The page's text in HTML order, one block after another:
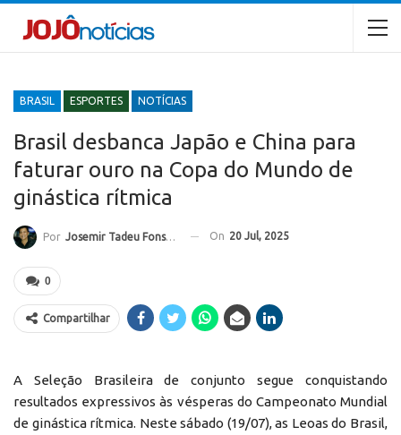
BRASIL ESPORTES NOTÍCIAS
Brasil desbanca Japão e China para
faturar ouro na Copa do Mundo de
ginástica rítmica
Por Josemir Tadeu Fonseca On 20 Jul, 2025
0
Compartilhar
A Seleção Brasileira de conjunto segue conquistando
resultados expressivos às vésperas do Campeonato Mundial
de ginástica rítmica. Neste sábado (19/07), as Leoas do Brasil,